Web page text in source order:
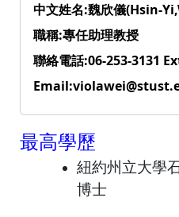
中文姓名:魏欣儀(Hsin-
職稱:專任助理教授
聯絡電話:06-253-3131
最高學歷
紐約州立大學
博士